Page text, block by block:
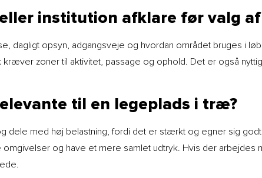
institution afklare før valg
dagligt opsyn, adgangsveje og hvordan området bruges i
zoner til aktivitet, passage og ophold. Det er også
til en legeplads i træ?
dele med høj belastning, fordi det er stærkt og egner sig
og have et mere samlet udtryk. Hvis der